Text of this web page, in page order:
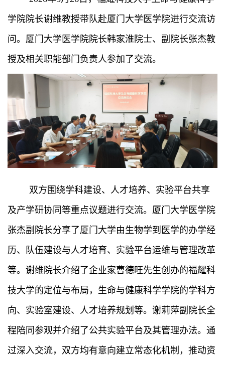
学院院长谢维教授带队赴厦门大学医学院进行交流访
问。厦门大学医学院院长韩家淮院士、副院长张杰教
授及相关职能部门负责人参加了交流。
双方围绕学科建设、人才培养、实验平台共享
及产学研协同等重点议题进行交流。厦门大学医学院
张杰副院长分享了厦门大学由生物学到医学的办学经
历、队伍建设与人才培育、实验平台运维与管理改革
等。谢维院长介绍了企业家曹德旺先生创办的福耀科
技大学的定位与布局，生命与健康科学学院的学科方
向、实验室建设、人才培养规划等。谢莉萍副院长全
程陪同参观并介绍了公共实验平台及其管理办法。通
过深入交流，双方均有意向建立常态化机制，推动资